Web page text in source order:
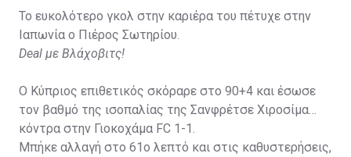
Το ευκολότερο γκολ στην καριέρα του πέτυχε στην
Ιαπωνία ο Πιέρος Σωτηρίου.
Deal με Βλάχοβιτς!
Ο Κύπριος επιθετικός σκόραρε στο 90+4 και έσωσε
τον βαθμό της ισοπαλίας της Σανφρέτσε Χιροσίμα
κόντρα στην Γιοκοχάμα FC 1-1.
Μπήκε αλλαγή στο 61ο λεπτό και στις καθυστερήσεις,